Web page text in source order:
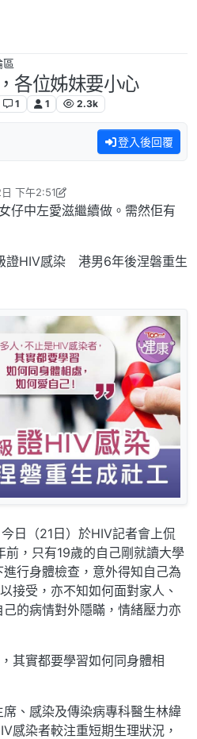
區
各位姊妹要小心
1 1 2.3k
登入後回覆
下午2:51
仔中左愛滋繼續做。需然佢有
證HIV感染 港男6年後涅磐重生
日（21日）於HIV記者會上侃
，只有19歲的自己剛就讀大學
行身體檢查，意外得知自己為
接受，亦不知如何面對家人、
的病情對外隱瞞，情緒壓力亦
其實都要學習如何同身體相
、感染及傳染病專科醫生林緯
感染者較注重短期生理狀況，